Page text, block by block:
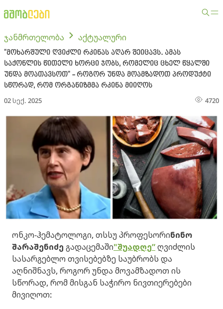
ჯანმრთელობა აქტუალური
"მოხარშული ღვიძლი რკინას აღარ შეიცავს. ამას
საქონლის წითელი ხორცი ჯობს, რომელიც ცხელ წყალში
უნდა მოათავსოთ" - როგორ უნდა მოამზადოთ პროდუქტი
სწორად, რომ ორგანიზმმა რკინა მიიღოს
02 სექ. 2025 4720
ონკო-ჰემატოლოგი, თსსუ პროფესორინინო
შარაშენიძე გადაცემაში"შუადღე”ღვიძლის
სასარგებლო თვისებებზე საუბრობს და
აღნიშნავს, როგორ უნდა მოვამზადოთ ის
სწორად, რომ მისგან საჭირო ნივთიერებები
მივიღოთ: